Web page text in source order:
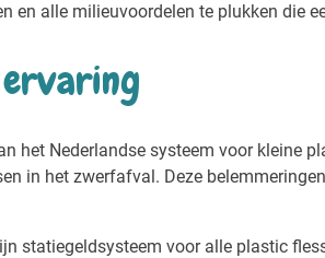
en alle milieuvoordelen te plukken die
ervaring
het Nederlandse systeem voor
in het zwerfafval. Deze
statiegeldsysteem voor alle plastic